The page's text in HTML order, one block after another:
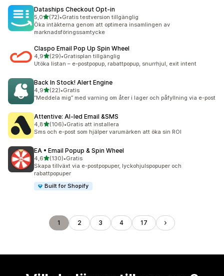
Dataships Checkout Opt‑in
5,0av 5 stjärnor
(72)
72 recensioner totalt
•Gratis testversion tillgänglig
Öka intäkterna genom att optimera insamlingen av
marknadsföringssamtycke
Claspo Email Pop Up Spin Wheel
4,9av 5 stjärnor
(29)
29 recensioner totalt
•Gratisplan tillgänglig
Utöka listan – e-postpopup, rabattpopup, snurrhjul, exit intent
Back In Stock! Alert Engine
4,9av 5 stjärnor
(22)
22 recensioner totalt
•Gratis
”Meddela mig” med varning om åter i lager och påfyllning via e-post
Attentive: AI‑led Email &SMS
4,8av 5 stjärnor
(106)
106 recensioner totalt
•Gratis att installera
Sms och e-post som hjälper varumärken att öka sin ROI
EA • Email Popup & Spin Wheel
4,6av 5 stjärnor
(130)
130 recensioner totalt
•Gratis
Skapa tillväxt via e-postpopuper, lyckohjulspopuper och
rabattpopuper
Built for Shopify
1 2 3 4 17